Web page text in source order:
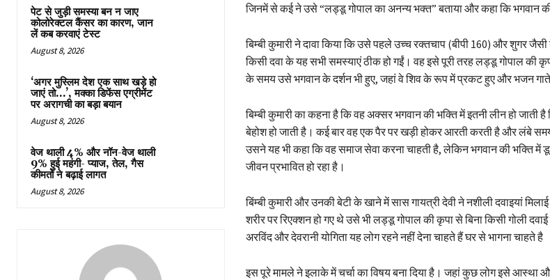
पेट से जुड़ी समस्या बन न जाए
कोलोरेक्टल कैंसर का कारण, जान
लें कब करवाएं टेस्ट
August 8, 2026
‘अगर मुस्लिम देश एक साथ खड़े हो
जाएं तो…’, मक्का डिफेंस एग्रीमेंट
पर अरागची का बड़ा बयान
August 8, 2026
वेज थाली 4% और नॉन-वेज थाली
9% हुई महंगी- प्याज, तेल, गैस
कीमतों ने बढ़ाई लागत
August 8, 2026
जिनमें से कई ने उसे “लड्डू गोपाल का अनन्य भक्त” बताया और कहा कि भगवान
बिम्बी कुमारी ने दावा किया कि उसे पहले उच्च रक्तचाप (बीपी 160) और शुगर जैसी
किसी दवा के यह सभी समस्याएं ठीक हो गईं। वह इसे पूरी तरह लड्डू गोपाल की
के समय उसे भगवान के दर्शन भी हुए, जहां वे शिव के रूप में प्रकट हुए और भजन
बिम्बी कुमारी का कहना है कि वह अक्सर भगवान की भक्ति में इतनी लीन हो जाती
बेहोश हो जाती है। कई बार वह एक पैर पर खड़ी होकर आरती करती है और लंबे
उसने यह भी कहा कि वह समाज सेवा करना चाहती है, लेकिन भगवान की भक्ति में
जीवन प्रभावित हो रहा है।
बिंम्बी कुमारी और उनकी बेटी के खाने में सास गायत्री देवी ने नशीली दवाइयां
शरीर पर रिएक्शन हो गए थे उसे भी लड्डू गोपाल की कृपा से बिना किसी गोली
अरविंद और देवरानी योगिता यह लोग रहने नहीं देना चाहते हैं घर से भागना चाहते है
इस पूरे मामले ने इलाके में चर्चा का विषय बना दिया है। जहां कुछ लोग इसे आस्था